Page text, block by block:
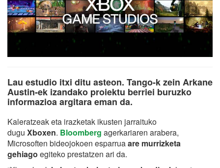
Lau estudio itxi ditu asteon. Tango-k zein Arkane
Austin-ek izandako proiektu berriei buruzko
informazioa argitara eman da.
Kaleratzeak eta irazketak ikusten jarraituko
dugu Xboxen. Bloomberg agerkariaren arabera,
Microsoften bideojokoen esparruaare murrizketa
gehiago egiteko prestatzen ari da.